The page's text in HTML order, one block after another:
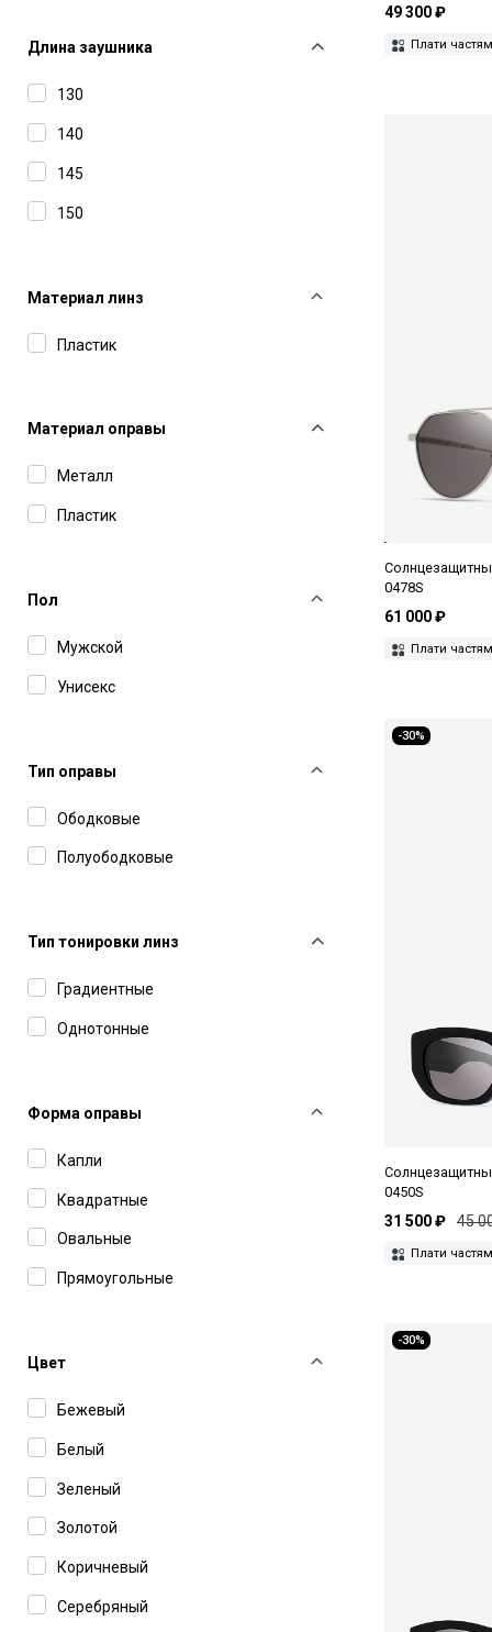
Giorgio Armani
Marc Jacobs
Mastermind
Masunaga
Oliver Peoples
Polaroid
Ray-Ban
Saint Laurent
Smith
Tod's
56
59
99
Длина заушника
130
140
145
150
Материал линз
Пластик
Материал оправы
Металл
Пластик
Пол
Мужской
Унисекс
Тип оправы
Ободковые
Полуободковые
Тип тонировки линз
Градиентные
Однотонные
Форма оправы
Капли
Квадратные
Овальные
Прямоугольные
Цвет
Бежевый
Белый
Зеленый
Золотой
Коричневый
Серебряный
49 300 ₽
Плати
0478S
61 000 ₽
Плати
-30%
0450S
31 500 ₽ 45
Плати
-30%